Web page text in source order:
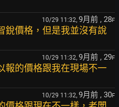
10/29 11:32, 9月前 , 28F
銳價格，但是我並沒有說
10/29 11:32, 9月前 , 29F
報的價格跟我在現場不一
10/29 11:32, 9月前 , 30F